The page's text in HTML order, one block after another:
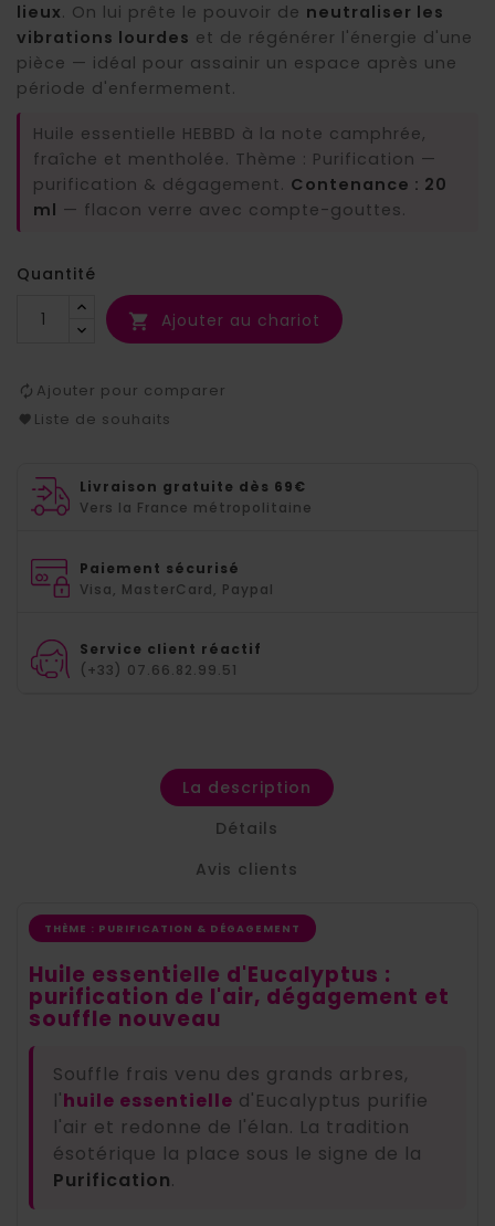
lieux. On lui prête le pouvoir de neutraliser les
vibrations lourdes et de régénérer l'énergie d'une
pièce — idéal pour assainir un espace après une
période d'enfermement.
Huile essentielle HEBBD à la note camphrée,
fraîche et mentholée. Thème : Purification —
purification & dégagement. Contenance : 20
ml — flacon verre avec compte-gouttes.
Quantité
 Ajouter au chariot
Ajouter pour comparer
Liste de souhaits
Livraison gratuite dès 69€
Vers la France métropolitaine
Paiement sécurisé
Visa, MasterCard, Paypal
Service client réactif
(+33) 07.66.82.99.51
La description
Détails
Avis clients
THÈME : PURIFICATION & DÉGAGEMENT
Huile essentielle d'Eucalyptus :
purification de l'air, dégagement et
souffle nouveau
Souffle frais venu des grands arbres,
l'huile essentielle d'Eucalyptus purifie
l'air et redonne de l'élan. La tradition
ésotérique la place sous le signe de la
Purification.